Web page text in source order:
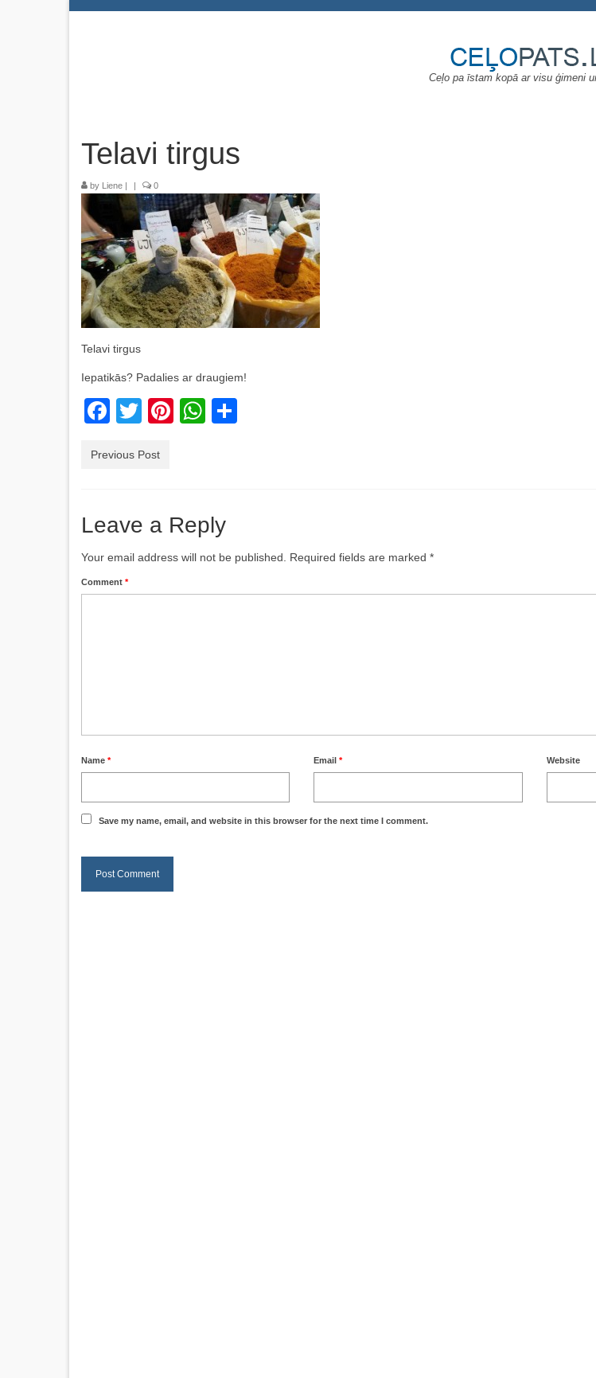
Ceļo pa īstam kopā ar visu ģimeni
Telavi tirgus
by Liene | | 0
Telavi tirgus
Iepatikās? Padalies ar draugiem!
Facebook
TwitterPinterest
WhatsApp
Previous Post
Leave a Reply
Your email address will not be published. Required fields are marked *
Comment *
Name * Email* Website
Save my name, email, and website in this browser for the next time I comment.